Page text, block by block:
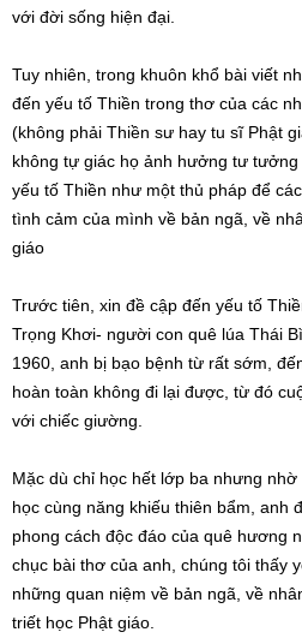
với đời sống hiện đại.
Tuy nhiên, trong khuôn khổ bài viết
đến yếu tố Thiền trong thơ của các
(không phải Thiền sư hay tu sĩ Phật
không tự giác họ ảnh hưởng tư
yếu tố Thiền như một thủ pháp để
tình cảm của mình về bản ngã, về
giáo
Trước tiên, xin đề cập đến yếu tố
Trọng Khơi- người con quê lúa Thái
1960, anh bị bạo bệnh từ rất sớm,
hoàn toàn không đi lại được, từ đó
với chiếc giường.
Mặc dù chỉ học hết lớp ba nhưng
học cùng năng khiếu thiên bẩm, anh
phong cách độc đáo của quê hương
chục bài thơ của anh, chúng tôi thấy
những quan niệm về bản ngã, về
triết học Phật giáo.